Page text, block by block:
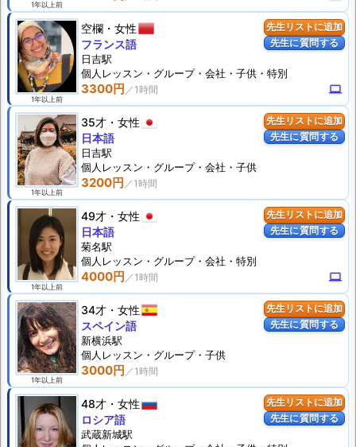
1年以上前
先生リストに追加
先生に質問する
1年以上前
空欄 女性
3300円 computer
フランス語
日吉駅
個人 レッスン ・グループ・会社・子供・特別
先生リストに追加
先生に質問する
1年以上前
35才 女性
3200円
日本語
日吉駅
個人 レッスン ・グループ・会社・子供
先生リストに追加
先生に質問する
1年以上前
49才 女性
4000円 computer
日本語
菊名駅
個人 レッスン ・グループ・会社・特別
先生リストに追加
先生に質問する
1年以上前
34才 女性
3000円
スペイン語
新横浜駅
個人 レッスン ・グループ・子供
先生リストに追加
先生に質問する
48才 女性
ロシア語
武蔵新城駅